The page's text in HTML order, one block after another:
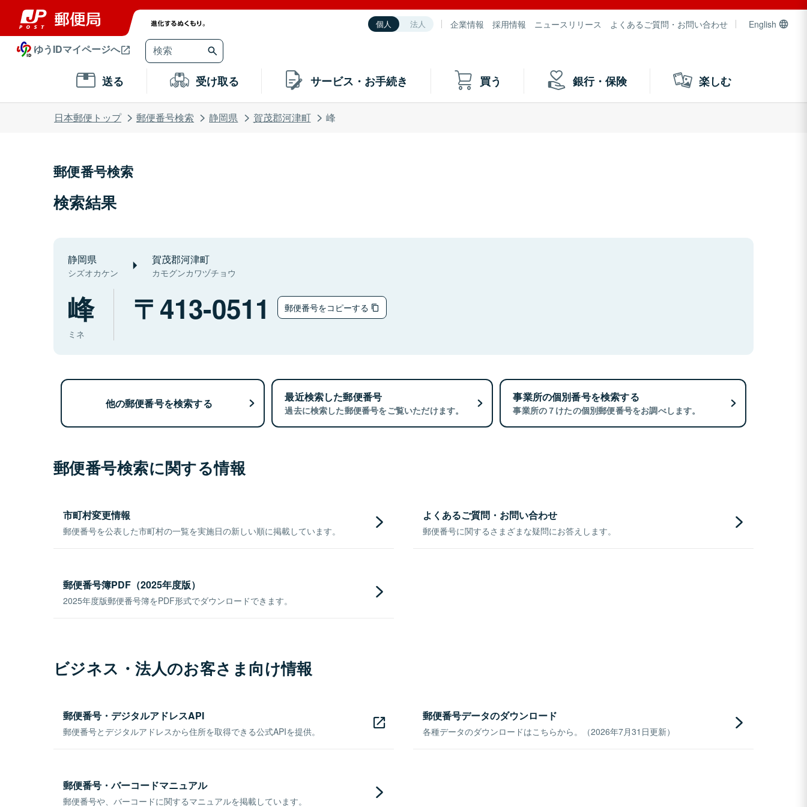
個人 法人 企業情報 採用情報 ニュースリリース よくあるご質問・お問い合わせ English
ゆうIDマイページへ
送る 受け取る サービス・お手続き 買う 銀行・保険 楽しむ
日本郵便トップ 郵便番号検索 静岡県 賀茂郡河津町 峰
郵便番号検索
検索結果
静岡県
シズオカケン
賀茂郡河津町
カモグンカワヅチョウ
峰
ミネ
413-0511 郵便番号をコピーする
他の郵便番号を検索する 最近検索した郵便番号
過去に検索した郵便番号をご覧いただけます。
事業所の個別番号を検索する
事業所の７けたの個別郵便番号をお調べします。
郵便番号検索に関する情報
市町村変更情報
郵便番号を公表した市町村の一覧を実施日の新しい順に掲載しています。
よくあるご質問・お問い合わせ
郵便番号に関するさまざまな疑問にお答えします。
郵便番号簿PDF（2025年度版）
2025年度版郵便番号簿をPDF形式でダウンロードできます。
ビジネス・法人のお客さま向け情報
郵便番号・デジタルアドレスAPI
郵便番号とデジタルアドレスから住所を取得できる公式APIを提供。
郵便番号データのダウンロード
各種データのダウンロードはこちらから。（2026年7月31日更新）
郵便番号・バーコードマニュアル
郵便番号や、バーコードに関するマニュアルを掲載しています。